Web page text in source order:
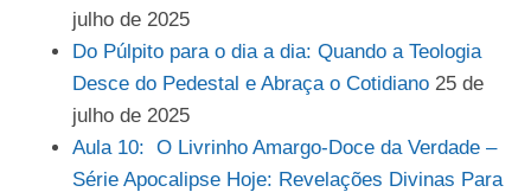
julho de 2025
Do Púlpito para o dia a dia: Quando a Teologia
Desce do Pedestal e Abraça o Cotidiano 25 de
julho de 2025
Aula 10: O Livrinho Amargo-Doce da Verdade –
Série Apocalipse Hoje: Revelações Divinas Para